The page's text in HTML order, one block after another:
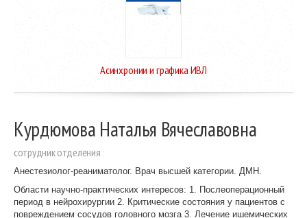
Асинхронии и графика ИВЛ
Курдюмова Наталья Вячеславовна
cотрудник отделения
Анестезиолог-реаниматолог. Врач высшей категории. ДМН.
Области научно-практических интересов: 1. Послеоперационный
период в нейрохирургии 2. Критические состояния у пациентов с
повреждением сосудов головного мозга 3. Лечение ишемических